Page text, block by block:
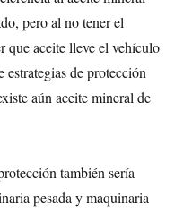
pero al no tener el
que aceite lleve el vehículo
estrategias de protección
aún aceite mineral de
también sería
pesada y maquinaria